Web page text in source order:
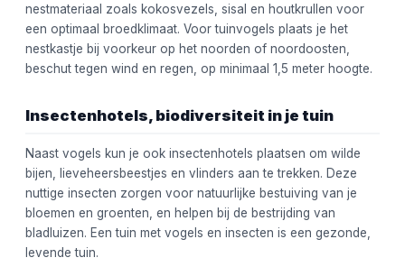
nestmateriaal zoals kokosvezels, sisal en houtkrullen voor
een optimaal broedklimaat. Voor tuinvogels plaats je het
nestkastje bij voorkeur op het noorden of noordoosten,
beschut tegen wind en regen, op minimaal 1,5 meter hoogte.
Insectenhotels, biodiversiteit in je tuin
Naast vogels kun je ook insectenhotels plaatsen om wilde
bijen, lieveheersbeestjes en vlinders aan te trekken. Deze
nuttige insecten zorgen voor natuurlijke bestuiving van je
bloemen en groenten, en helpen bij de bestrijding van
bladluizen. Een tuin met vogels en insecten is een gezonde,
levende tuin.